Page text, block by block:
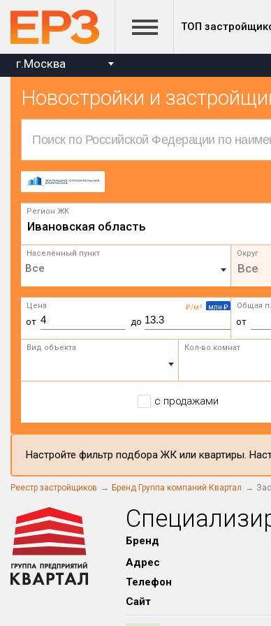
ТОП
г.Москва
Новостройки и
Регион ЖК
Ивановская область
Населённый пункт Округ
Все
₽/м² млн ₽
Цена
от до
Общая
от
Вид объекта Кол-во комнат
с продажами
Настройте фильтр подбора ЖК или квартиры.
Реестр застройщиков Бренд Группа компаний Квартал
Бренд
Адрес
Телефон
Сайт